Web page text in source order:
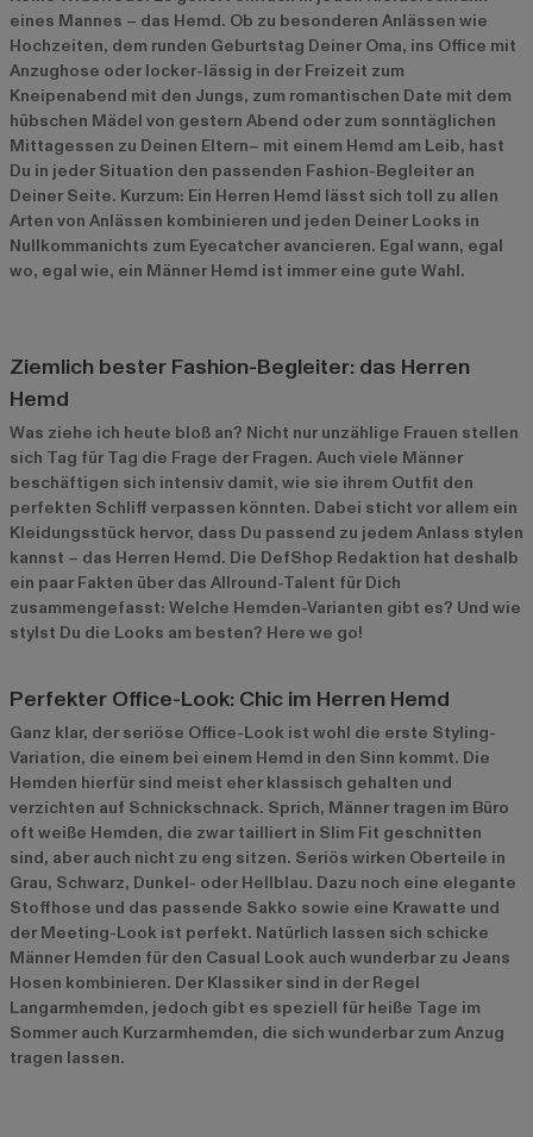
eines Mannes – das Hemd. Ob zu besonderen Anlässen wie
Hochzeiten, dem runden Geburtstag Deiner Oma, ins Office mit
Anzughose oder locker-lässig in der Freizeit zum
Kneipenabend mit den Jungs, zum romantischen Date mit dem
hübschen Mädel von gestern Abend oder zum sonntäglichen
Mittagessen zu Deinen Eltern– mit einem Hemd am Leib, hast
Du in jeder Situation den passenden Fashion-Begleiter an
Deiner Seite. Kurzum: Ein Herren Hemd lässt sich toll zu allen
Arten von Anlässen kombinieren und jeden Deiner Looks in
Nullkommanichts zum Eyecatcher avancieren. Egal wann, egal
wo, egal wie, ein Männer Hemd ist immer eine gute Wahl.
Ziemlich bester Fashion-Begleiter: das Herren
Hemd
Was ziehe ich heute bloß an? Nicht nur unzählige Frauen stellen
sich Tag für Tag die Frage der Fragen. Auch viele Männer
beschäftigen sich intensiv damit, wie sie ihrem Outfit den
perfekten Schliff verpassen könnten. Dabei sticht vor allem ein
Kleidungsstück hervor, dass Du passend zu jedem Anlass stylen
kannst – das Herren Hemd. Die DefShop Redaktion hat deshalb
ein paar Fakten über das Allround-Talent für Dich
zusammengefasst: Welche Hemden-Varianten gibt es? Und wie
stylst Du die Looks am besten? Here we go!
Perfekter Office-Look: Chic im Herren Hemd
Ganz klar, der seriöse Office-Look ist wohl die erste Styling-
Variation, die einem bei einem Hemd in den Sinn kommt. Die
Hemden hierfür sind meist eher klassisch gehalten und
verzichten auf Schnickschnack. Sprich, Männer tragen im Büro
oft weiße Hemden, die zwar tailliert in Slim Fit geschnitten
sind, aber auch nicht zu eng sitzen. Seriös wirken Oberteile in
Grau, Schwarz, Dunkel- oder Hellblau. Dazu noch eine elegante
Stoffhose und das passende Sakko sowie eine Krawatte und
der Meeting-Look ist perfekt. Natürlich lassen sich schicke
Männer Hemden für den Casual Look auch wunderbar zu Jeans
Hosen kombinieren. Der Klassiker sind in der Regel
Langarmhemden, jedoch gibt es speziell für heiße Tage im
Sommer auch Kurzarmhemden, die sich wunderbar zum Anzug
tragen lassen.